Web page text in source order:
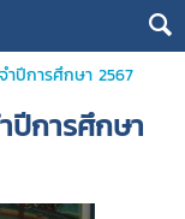
ำปีการศึกษา 2567
ปีการศึกษา